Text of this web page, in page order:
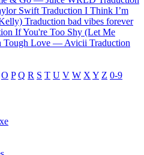
Swift Traduction I Think I’m
Traduction bad vibes forever
If You're Too Shy (Let Me
Tough Love — Avicii Traduction
O P Q R S T U V W X Y Z 0-9